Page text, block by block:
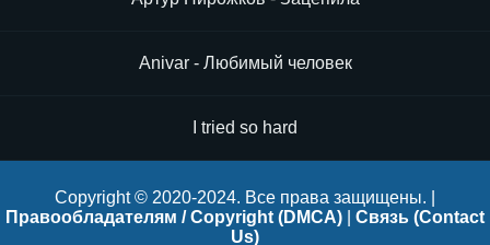
Anivar - Любимый человек
I tried so hard
Copyright © 2020-2024. Все права защищены. |
Правообладателям / Copyright (DMCA)
Связь (Contact
Us)